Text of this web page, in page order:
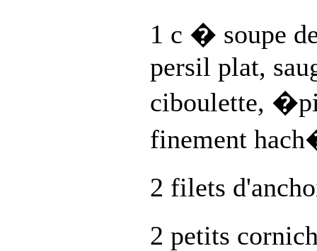
1 c � soupe
persil plat,
ciboulette,
finement
2 filets
2 petits